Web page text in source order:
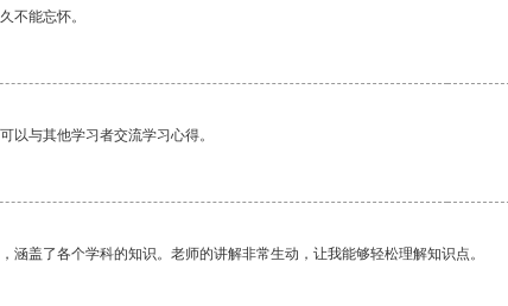
不能忘怀。
以与其他学习者交流学习心得。
涵盖了各个学科的知识。老师的讲解非常生动，让我能够轻松理解知识点。